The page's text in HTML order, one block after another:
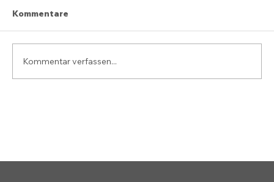
Kommentare
Kommentar verfassen...